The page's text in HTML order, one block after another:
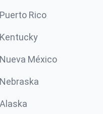
Puerto Rico
Kentucky
Nueva México
Nebraska
Alaska